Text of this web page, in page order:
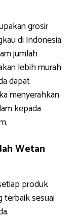
grosir
di Indonesia.
jumlah
lebih murah
dapat
menyerahkan
kepada
Wetan
produk
terbaik sesuai